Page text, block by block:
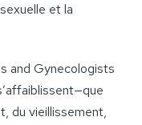
et la
and Gynecologists
du vieillissement,